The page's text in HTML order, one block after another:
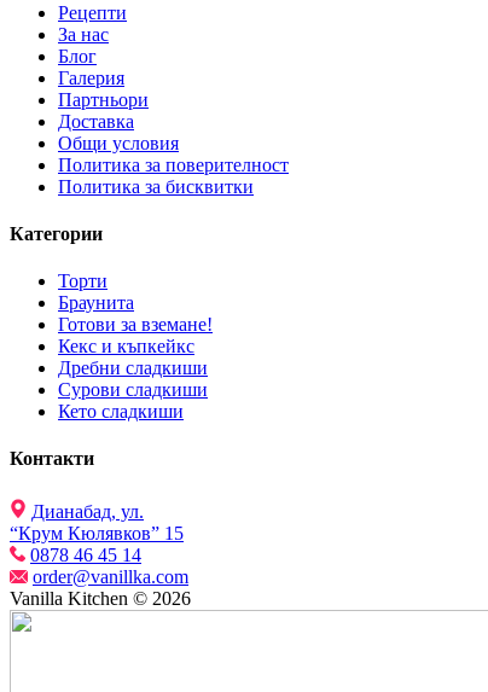
Рецепти
За нас
Блог
Галерия
Партньори
Доставка
Общи условия
Политика за поверителност
Политика за бисквитки
Категории
Торти
Браунита
Готови за вземане!
Кекс и къпкейкс
Дребни сладкиши
Сурови сладкиши
Кето сладкиши
Контакти
Дианабад, ул.
“Крум Кюлявков” 15
0878 46 45 14
order@vanillka.com
Vanilla Kitchen © 2026